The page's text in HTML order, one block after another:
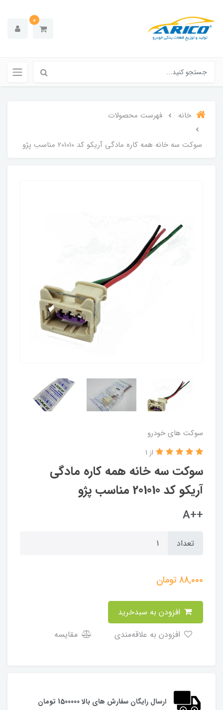
0
خانه فهرست محصولات
سوکت سه خانه همه کاره مادگی آریکو کد 201010 مناسب پژو
سوکت های خودرو
سوکت سه خانه همه کاره مادگی
آریکو کد 201010 مناسب پژو
از 1
++A
تعداد
88,000تومان
مقایسه
ارسال رایگان سفارش های بالا 1500000 تومان